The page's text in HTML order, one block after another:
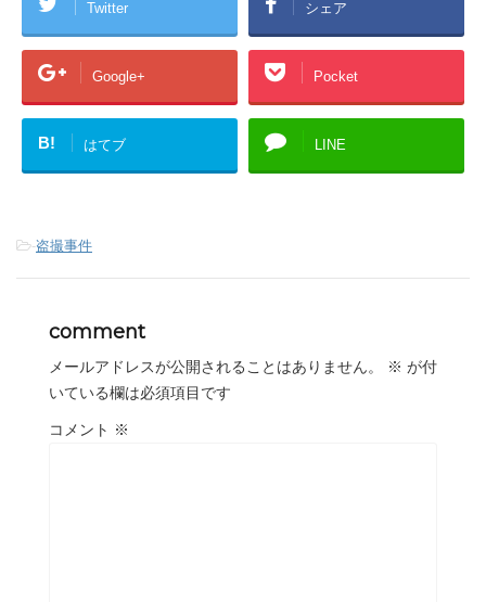
Twitter シェア
Google+ Pocket
B! はてブ LINE
-盗撮事件
comment
メールアドレスが公開されることはありません。 ※ が付
いている欄は必須項目です
コメント ※